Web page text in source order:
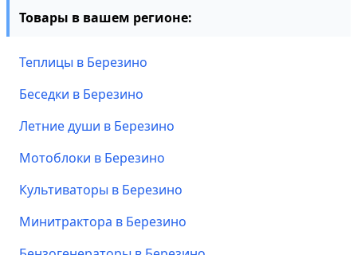
Товары в вашем регионе:
Теплицы в Березино
Беседки в Березино
Летние души в Березино
Мотоблоки в Березино
Культиваторы в Березино
Минитрактора в Березино